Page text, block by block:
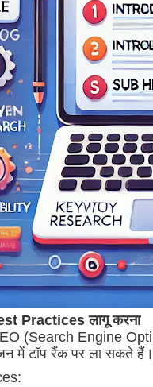
Practices लागू करना
(Search Engine
में टॉप रैंक पर ला सकते हैं।